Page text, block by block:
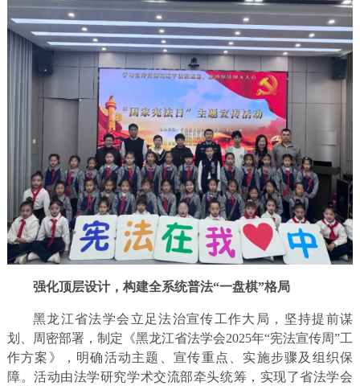
强化顶层设计，构建全系统普法“一盘棋”格局
黑龙江省法学会立足法治宣传工作大局，坚持提前谋
划、周密部署，制定《黑龙江省法学会2025年“宪法宣传周”工
作方案》，明确活动主题、宣传重点、实施步骤及组织保
障。活动由法学研究学术交流部牵头统筹，实现了省法学会